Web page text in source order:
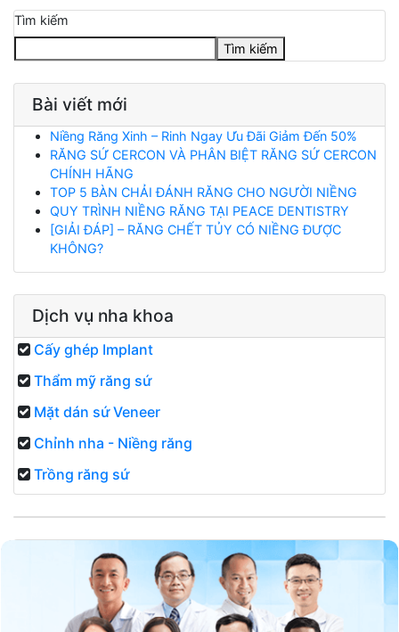
Tìm kiếm
Tìm kiếm
Bài viết mới
Niềng Răng Xinh – Rinh Ngay Ưu Đãi Giảm Đến 50%
RĂNG SỨ CERCON VÀ PHÂN BIỆT RĂNG SỨ CERCON
CHÍNH HÃNG
TOP 5 BÀN CHẢI ĐÁNH RĂNG CHO NGƯỜI NIỀNG
QUY TRÌNH NIỀNG RĂNG TẠI PEACE DENTISTRY
[GIẢI ĐÁP] – RĂNG CHẾT TỦY CÓ NIỀNG ĐƯỢC
KHÔNG?
Dịch vụ nha khoa
Cấy ghép Implant
Thẩm mỹ răng sứ
Mặt dán sứ Veneer
Chỉnh nha - Niềng răng
Trồng răng sứ